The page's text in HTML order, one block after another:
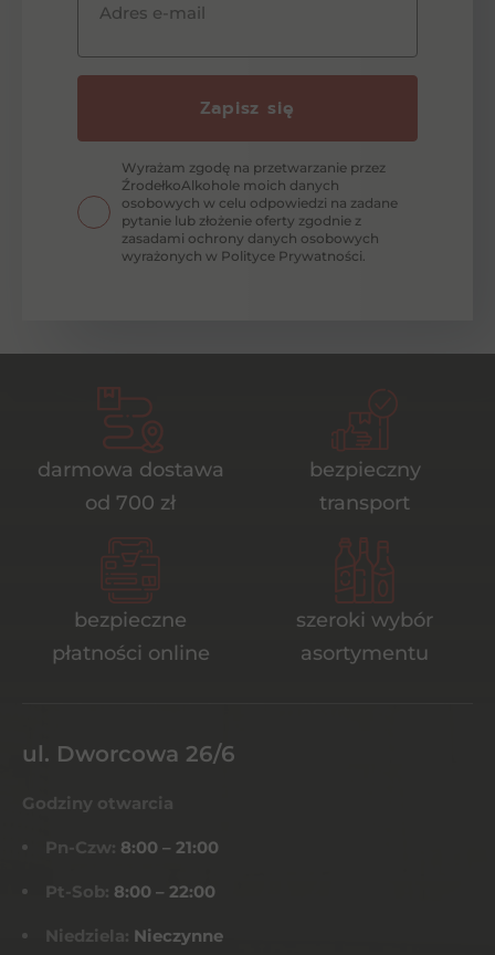
Adres e-mail
Zapisz się
Wyrażam zgodę na przetwarzanie przez
ŹrodełkoAlkohole moich danych
osobowych w celu odpowiedzi na zadane
pytanie lub złożenie oferty zgodnie z
zasadami ochrony danych osobowych
wyrażonych w Polityce Prywatności.
darmowa dostawa
od 700 zł
bezpieczny
transport
bezpieczne
płatności online
szeroki wybór
asortymentu
ul. Dworcowa 26/6
Godziny otwarcia
Pn-Czw: 8:00 – 21:00
Pt-Sob: 8:00 – 22:00
Niedziela: Nieczynne